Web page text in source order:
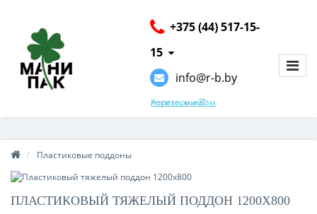
+375 (44) 517-15-
15
Хотите, мы Вам перезвоним?
info@r-b.by
Пластиковые поддоны
ПЛАСТИКОВЫЙ ТЯЖЕЛЫЙ ПОДДОН 1200X800